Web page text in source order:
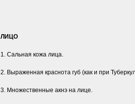
ЛИЦО
1. Сальная кожа лица.
2. Выраженная краснота губ (как и при
3. Множественные акнэ на лице.